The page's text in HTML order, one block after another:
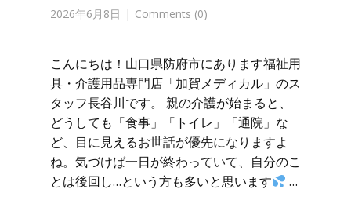
2026年6月8日 Comments (0)
こんにちは！山口県防府市にあります福祉用
具・介護用品専門店「加賀メディカル」のス
タッフ長谷川です。 親の介護が始まると、
どうしても「食事」「トイレ」「通院」な
ど、目に見えるお世話が優先になりますよ
ね。気づけば一日が終わっていて、自分のこ
とは後回し…という方も多いと思います
…